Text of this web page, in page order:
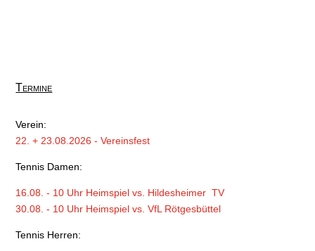
Termine
Verein:
22. + 23.08.2026 - Vereinsfest
Tennis Damen:
16.08. - 10 Uhr Heimspiel vs. Hildesheimer TV
30.08. - 10 Uhr Heimspiel vs. VfL Rötgesbüttel
Tennis Herren: